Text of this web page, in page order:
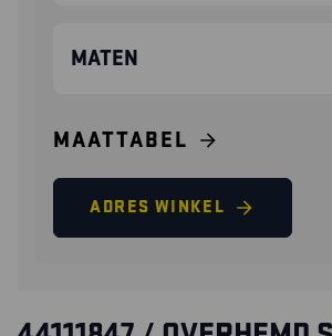
MATEN
MAATTABEL
ADRES WINKEL